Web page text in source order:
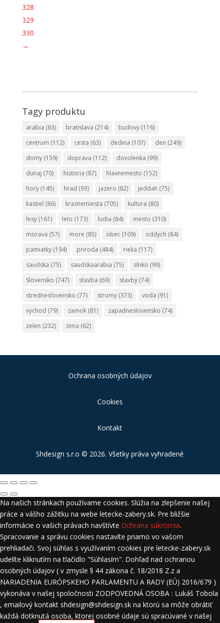
328
329
330
→
Tagy produktu
arabia (63) bratislava (214) budovy(116)
centrum (112) cesta (63) dedina (107) den (249)
domy(159) doprava (112) dovolenka (99)
dunaj (70) historia (87) hlavnemesto (152)
hory(145) hrad (93) jazero (82) jeddah (75)
kastiel (86) krasnemiesta (705) kultura (80)
lesy(161) leto (173) ludia (84) mesto (310)
morava (57) more (85) obec(109) oddych (84)
pamiatky(194) priroda (484) rieka (117)
saudska (75) saudskaarabia (75) slnko (99)
Slovensko (747) stavba (69) stavby(74)
stredneslovensko (77) stromy(373) voda (91)
vychod (79) zamok(81) zapadneslovensko (74)
zelen (232) zima (62)
Ochrana osobných údajov
Cookies
Kontakt
Shdesign s.r.o © 2026. Všetky práva vyhradené
Na našich stránkach používame cookies. Slúžia na zlepšenie našej
práce a vášho zážitku na webe letecke-zabery.sk. Pre bližšie
informácie o vašich právach navštívte Ochrana súkromia.
Spracovanie a správu cookies nastavíte priamo vo vašom
prehliadači. Svoj súhlas s využívaním cookies pre letecke-zabery.sk
udelíte kliknutím na tlačidlo "Súhlasím". Dohľad nad ochranou
osobných údajov ( v zmysle § 44 zákona č. 18/2018 Z.z a
NARIADENIA EURÓPSKEHO PARLAMENTU A RADY (EÚ) 2016/679 )
vykonáva v našej spoločnosti ZODPOVEDNÁ OSOBA : Lukáš Tobola
, emailový kontakt shdesign@shdesign.sk na ktorú sa môže obrátiť
každá dotknutá osoba, ktorej osobné údaje sú spracúvané v našej